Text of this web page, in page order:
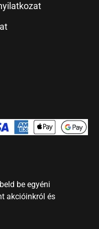
be egyéni
akcióinkról és